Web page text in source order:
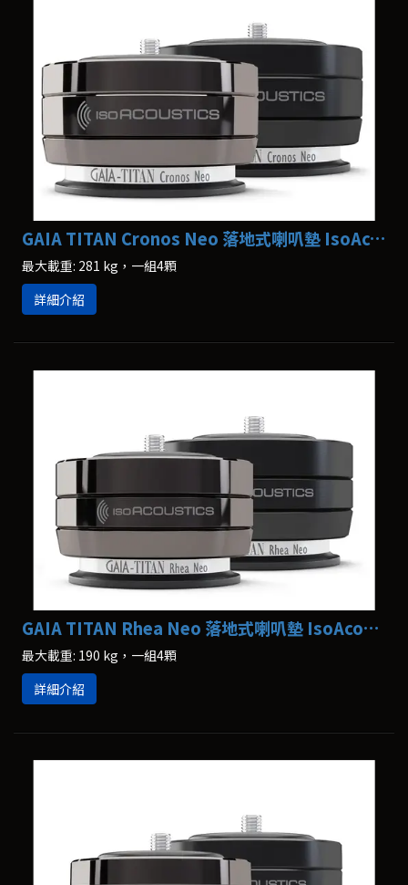
GAIA TITAN Cronos Neo 落地式喇叭墊 IsoAcoustics
最大載重: 281 kg，一組4顆
詳細介紹
GAIA TITAN Rhea Neo 落地式喇叭墊 IsoAcoustics
最大載重: 190 kg，一組4顆
詳細介紹